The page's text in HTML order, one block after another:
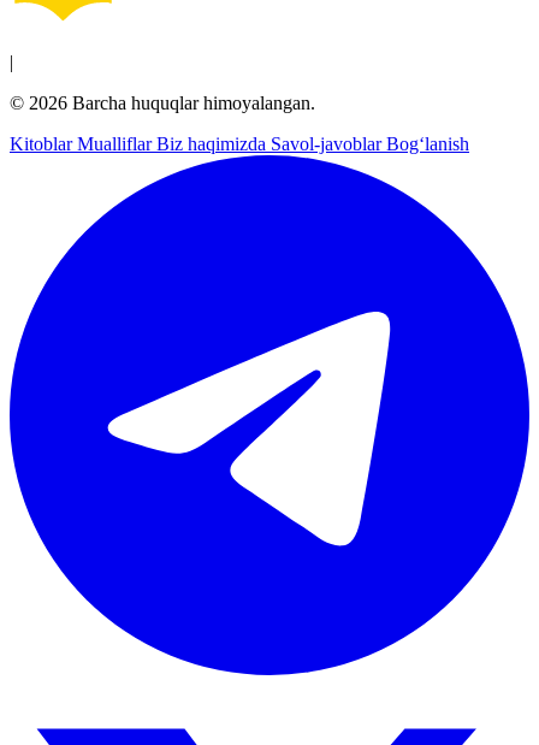
|
© 2026 Barcha huquqlar himoyalangan.
KitoblarMualliflarBiz haqimizda Savol-javoblarBog‘lanish